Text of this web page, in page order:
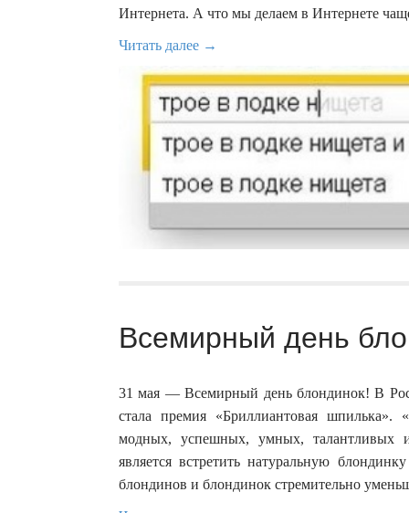
Интернета. А что мы делаем в Интернете
Читать далее →
Всемирный день
31 мая — Всемирный день блондинок! В
стала премия «Бриллиантовая шпилька».
модных, успешных, умных, талантливых
является встретить натуральную
блондинов и блондинок стремительно